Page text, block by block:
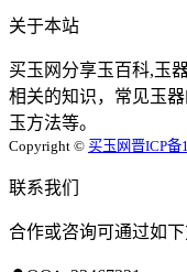
关于本站
买玉网分享玉百科,玉
相关的知识，常见玉
玉方法等。
Copyright © 买玉网晋ICP备
联系我们
合作或咨询可通过如下